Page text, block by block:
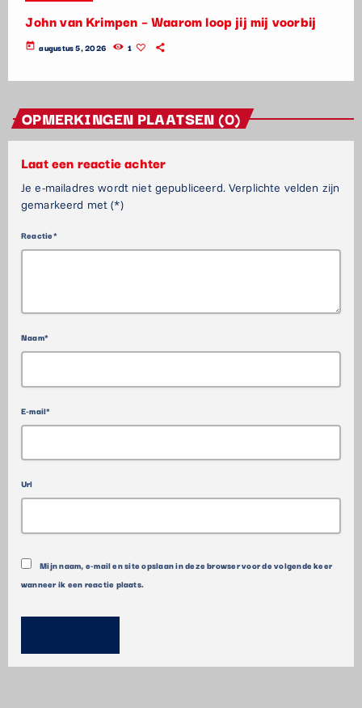
John van Krimpen – Waarom loop jij mij voorbij
today augustus 5, 2026 1
OPMERKINGEN PLAATSEN (0)
Laat een reactie achter
Je e-mailadres wordt niet gepubliceerd. Verplichte velden zijn
gemarkeerd met (*)
Reactie*
Naam*
E-mail*
Url
Mijn naam, e-mail en site opslaan in deze browser voor de volgende keer
wanneer ik een reactie plaats.